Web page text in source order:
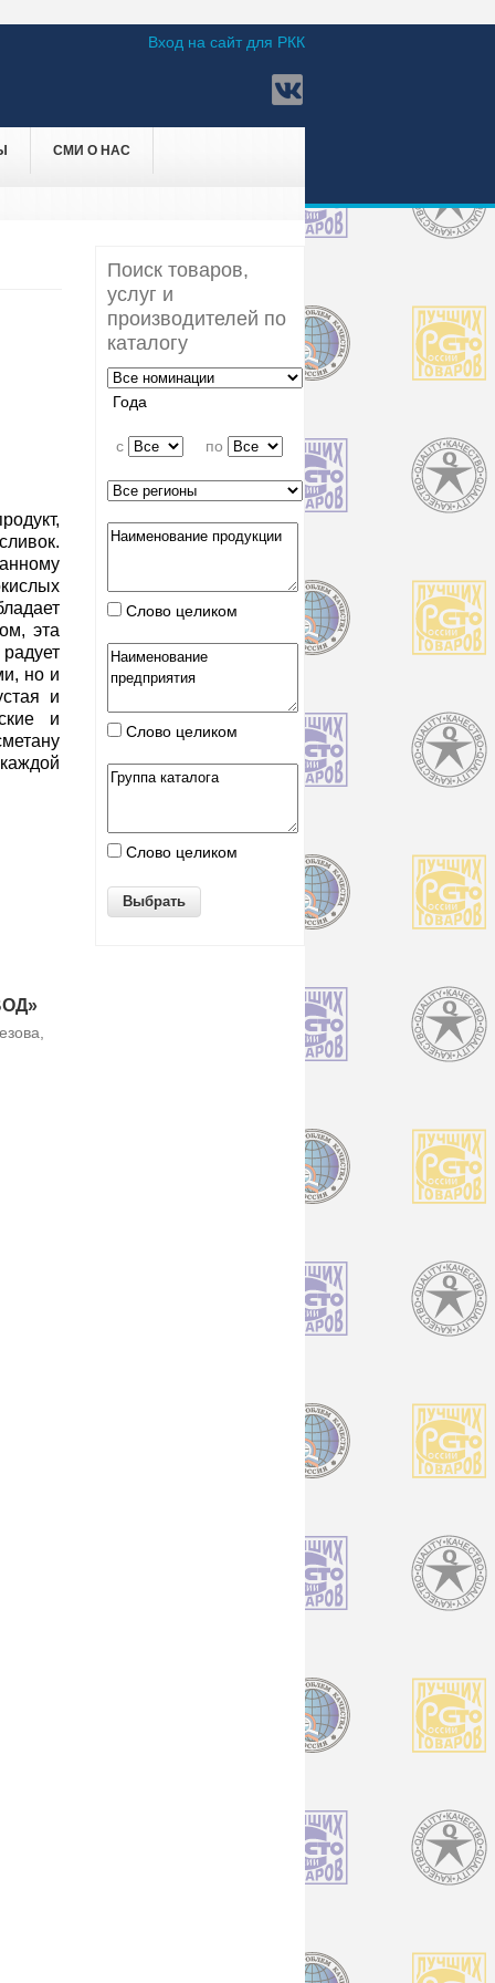
Вход на сайт для РКК
СМИ О НАС
эта
но и
и
и
Поиск товаров,
услуг и
производителей по
каталогу
Года
c по
Слово целиком
Слово целиком
Слово целиком